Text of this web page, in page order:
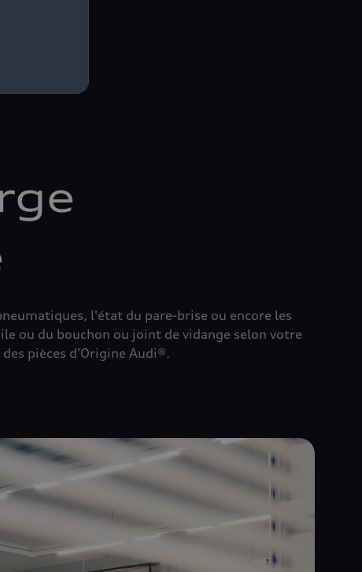
l'état du pare-brise ou encore les
ou du bouchon ou joint de vidange selon votre
pièces d’Origine Audi®.